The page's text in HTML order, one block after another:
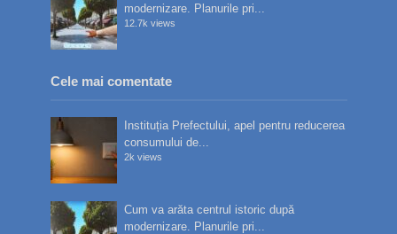
modernizare. Planurile pri...
12.7k views
Cele mai comentate
Instituția Prefectului, apel pentru reducerea
consumului de...
2k views
Cum va arăta centrul istoric după
modernizare. Planurile pri...